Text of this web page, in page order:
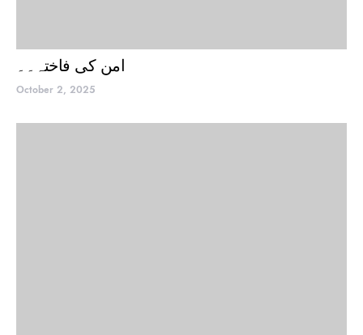
امن کی فاختہ۔۔
October 2, 2025